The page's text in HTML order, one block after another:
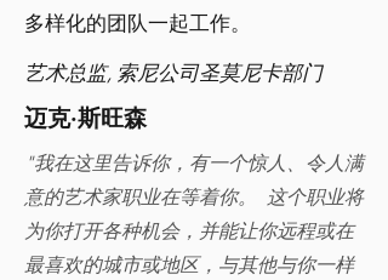
多样化的团队一起工作。
艺术总监, 索尼公司圣莫尼卡部门
迈克·斯旺森
"我在这里告诉你，有一个惊人、令人满
意的艺术家职业在等着你。 这个职业将
为你打开各种机会，并能让你远程或在
最喜欢的城市或地区，与其他与你一样